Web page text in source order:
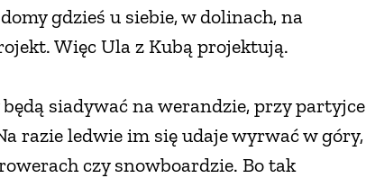
gdzieś u siebie, w dolinach, na
Więc Ula z Kubą projektują.
siadywać na werandzie, przy partyjce
razie ledwie im się udaje wyrwać w góry,
czy snowboardzie. Bo tak